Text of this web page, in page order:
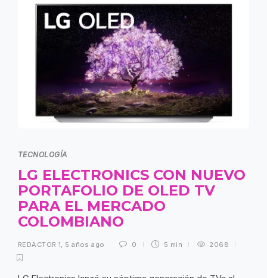
TECNOLOGÍA
LG ELECTRONICS CON NUEVO
PORTAFOLIO DE OLED TV
PARA EL MERCADO
COLOMBIANO
REDACTOR 1, 5 años ago 0 5 min 2068